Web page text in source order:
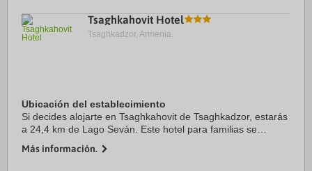
Tsaghkahovit Hotel
Tsaghkadzor, Armenia.
Ubicación del establecimiento
Si decides alojarte en Tsaghkahovit de Tsaghkadzor, estarás
a 24,4 km de Lago Seván. Este hotel para familias se
Instituto Mashtóts de investigaciones ...
Más información.